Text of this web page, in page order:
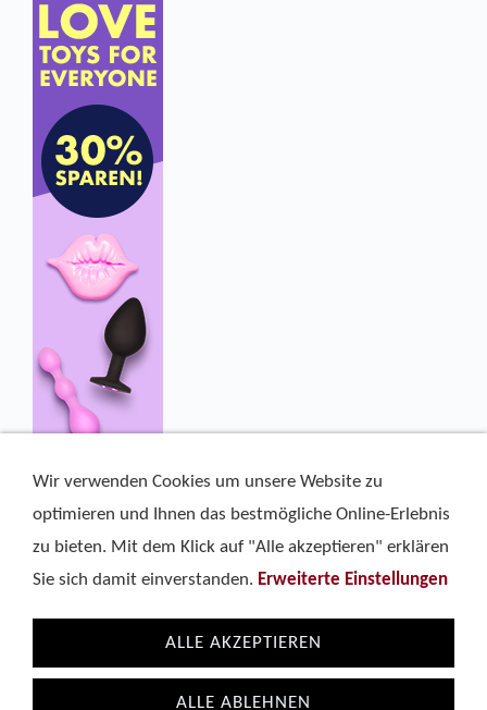
Impressum
Datenschutzerklärung
Wir verwenden Cookies um unsere Website zu
optimieren und Ihnen das bestmögliche Online-Erlebnis
zu bieten. Mit dem Klick auf "Alle akzeptieren" erklären
Sie sich damit einverstanden. Erweiterte Einstellungen
ALLE AKZEPTIEREN
ALLE ABLEHNEN